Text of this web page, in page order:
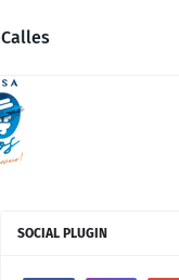
Calles
SOCIAL PLUGIN